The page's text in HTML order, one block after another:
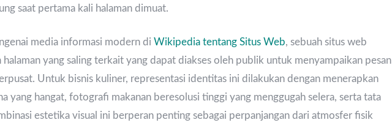
saat pertama kali halaman dimuat.
media informasi modern di Wikipedia tentang Situs Web, sebuah situs web
yang saling terkait yang dapat diakses oleh publik untuk menyampaikan pesan
Untuk bisnis kuliner, representasi identitas ini dilakukan dengan menerapkan
yang hangat, fotografi makanan beresolusi tinggi yang menggugah selera, serta tata
estetika visual ini berperan penting sebagai perpanjangan dari atmosfer fisik